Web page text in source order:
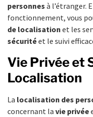
personnes à l’étranger.
fonctionnement, vous
de localisation et les
sécuritéet le suivi
Vie Privée et
Localisation
La localisation des
concernant la vie privée